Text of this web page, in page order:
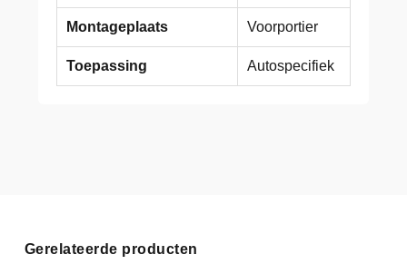
Montageplaats Voorportier
Toepassing Autospecifiek
Gerelateerde producten